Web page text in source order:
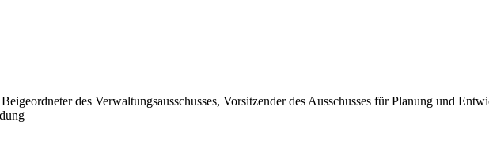
des Ver­wal­tungs­aus­schus­ses, Vor­sit­zen­der des Aus­schus­ses für Pla­nung und